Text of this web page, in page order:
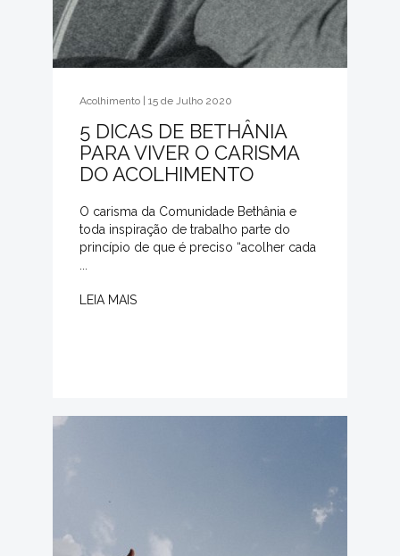
Acolhimento | 15 de Julho 2020
5 DICAS DE BETHÂNIA
PARA VIVER O CARISMA
DO ACOLHIMENTO
O carisma da Comunidade Bethânia e
toda inspiração de trabalho parte do
princípio de que é preciso “acolher cada
LEIA MAIS